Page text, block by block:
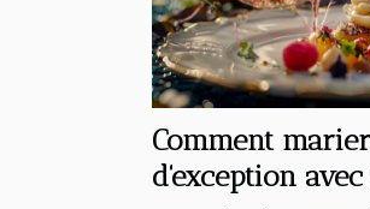
Comment
d'exception